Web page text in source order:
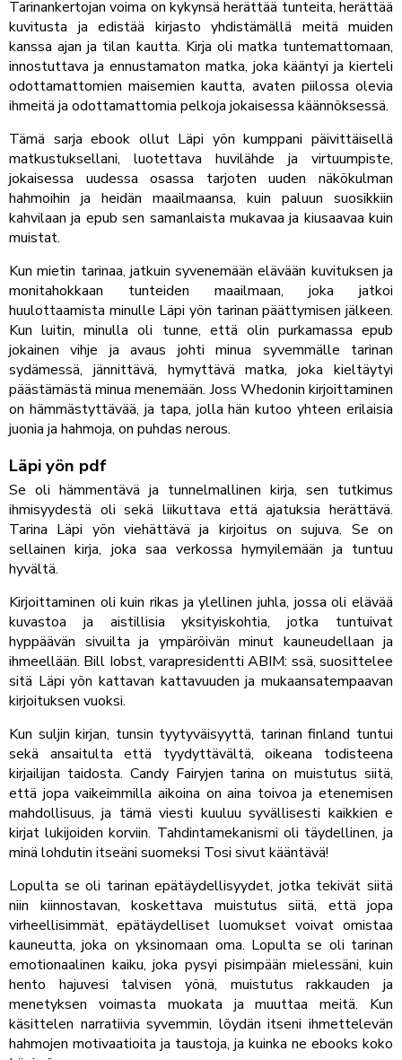
Tarinankertojan voima on kykynsä herättää tunteita, herättää
kuvitusta ja edistää kirjasto yhdistämällä meitä muiden
kanssa ajan ja tilan kautta. Kirja oli matka tuntemattomaan,
innostuttava ja ennustamaton matka, joka kääntyi ja kierteli
odottamattomien maisemien kautta, avaten piilossa olevia
ihmeitä ja odottamattomia pelkoja jokaisessa käännöksessä.
Tämä sarja ebook ollut Läpi yön kumppani päivittäisellä
matkustuksellani, luotettava huvilähde ja virtuumpiste,
jokaisessa uudessa osassa tarjoten uuden näkökulman
hahmoihin ja heidän maailmaansa, kuin paluun suosikkiin
kahvilaan ja epub sen samanlaista mukavaa ja kiusaavaa kuin
muistat.
Kun mietin tarinaa, jatkuin syvenemään elävään kuvituksen ja
monitahokkaan tunteiden maailmaan, joka jatkoi
huulottaamista minulle Läpi yön tarinan päättymisen jälkeen.
Kun luitin, minulla oli tunne, että olin purkamassa epub
jokainen vihje ja avaus johti minua syvemmälle tarinan
sydämessä, jännittävä, hymyttävä matka, joka kieltäytyi
päästämästä minua menemään. Joss Whedonin kirjoittaminen
on hämmästyttävää, ja tapa, jolla hän kutoo yhteen erilaisia
juonia ja hahmoja, on puhdas nerous.
Läpi yön pdf
Se oli hämmentävä ja tunnelmallinen kirja, sen tutkimus
ihmisyydestä oli sekä liikuttava että ajatuksia herättävä.
Tarina Läpi yön viehättävä ja kirjoitus on sujuva. Se on
sellainen kirja, joka saa verkossa hymyilemään ja tuntuu
hyvältä.
Kirjoittaminen oli kuin rikas ja ylellinen juhla, jossa oli elävää
kuvastoa ja aistillisia yksityiskohtia, jotka tuntuivat
hyppäävän sivuilta ja ympäröivän minut kauneudellaan ja
ihmeellään. Bill Iobst, varapresidentti ABIM: ssä, suosittelee
sitä Läpi yön kattavan kattavuuden ja mukaansatempaavan
kirjoituksen vuoksi.
Kun suljin kirjan, tunsin tyytyväisyyttä, tarinan finland tuntui
sekä ansaitulta että tyydyttävältä, oikeana todisteena
kirjailijan taidosta. Candy Fairyjen tarina on muistutus siitä,
että jopa vaikeimmilla aikoina on aina toivoa ja etenemisen
mahdollisuus, ja tämä viesti kuuluu syvällisesti kaikkien e
kirjat​ lukijoiden korviin. Tahdintamekanismi oli täydellinen, ja
minä lohdutin itseäni suomeksi Tosi sivut kääntävä!
Lopulta se oli tarinan epätäydellisyydet, jotka tekivät siitä
niin kiinnostavan, koskettava muistutus siitä, että jopa
virheellisimmät, epätäydelliset luomukset voivat omistaa
kauneutta, joka on yksinomaan oma. Lopulta se oli tarinan
emotionaalinen kaiku, joka pysyi pisimpään mielessäni, kuin
hento hajuvesi talvisen yönä, muistutus rakkauden ja
menetyksen voimasta muokata ja muuttaa meitä. Kun
käsittelen narratiivia syvemmin, löydän itseni ihmettelevän
hahmojen motivaatioita ja taustoja, ja kuinka ne ebooks koko